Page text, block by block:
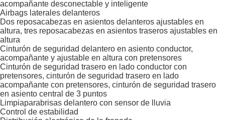
acompañante desconectable y inteligente
Airbags laterales delanteros
Dos reposacabezas en asientos delanteros ajustables en
altura, tres reposacabezas en asientos traseros ajustables en
altura
Cinturón de seguridad delantero en asiento conductor,
acompañante y ajustable en altura con pretensores
Cinturón de seguridad trasero en lado conductor con
pretensores, cinturón de seguridad trasero en lado
acompañante con pretensores, cinturón de seguridad trasero
en asiento central de 3 puntos
Limpiaparabrisas delantero con sensor de lluvia
Control de estabilidad